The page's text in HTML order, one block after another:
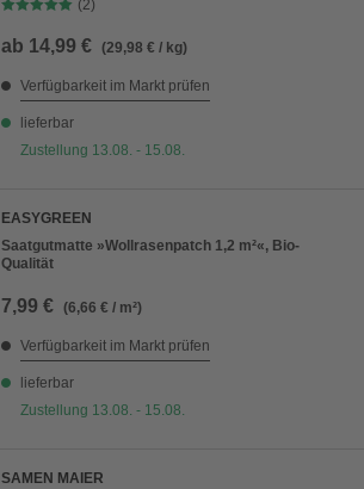
(2)
ab 14,99 € (29,98 € / kg)
Verfügbarkeit im Markt prüfen
lieferbar
Zustellung 13.08. - 15.08.
EASYGREEN
Saatgutmatte »Wollrasenpatch 1,2 m²«, Bio-
Qualität
7,99 € (6,66 € / m²)
Verfügbarkeit im Markt prüfen
lieferbar
Zustellung 13.08. - 15.08.
SAMEN MAIER